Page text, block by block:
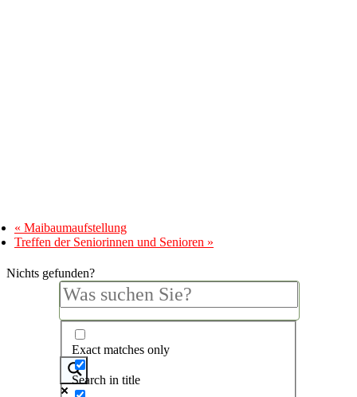
« Maibaumaufstellung
Treffen der Seniorinnen und Senioren »
Nichts gefunden?
Exact matches only
Search in title